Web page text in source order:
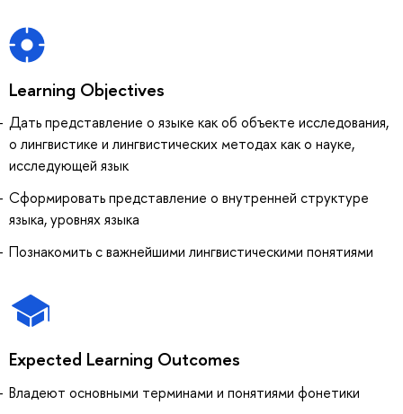
Learning Objectives
Дать представление о языке как об объекте исследования,
о лингвистике и лингвистических методах как о науке,
исследующей язык
Сформировать представление о внутренней структуре
языка, уровнях языка
Познакомить с важнейшими лингвистическими понятиями
Expected Learning Outcomes
Владеют основными терминами и понятиями фонетики